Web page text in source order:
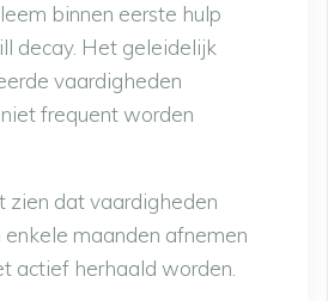
binnen eerste hulp
decay. Het geleidelijk
vaardigheden
frequent worden
zien dat vaardigheden
enkele maanden afnemen
actief herhaald worden.